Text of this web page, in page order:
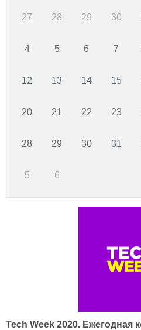
27 28 29 30
4 5 6 7
12 13 14 15
20 21 22 23
28 29 30 31
5 6
Tech Week 2020. Ежегодная